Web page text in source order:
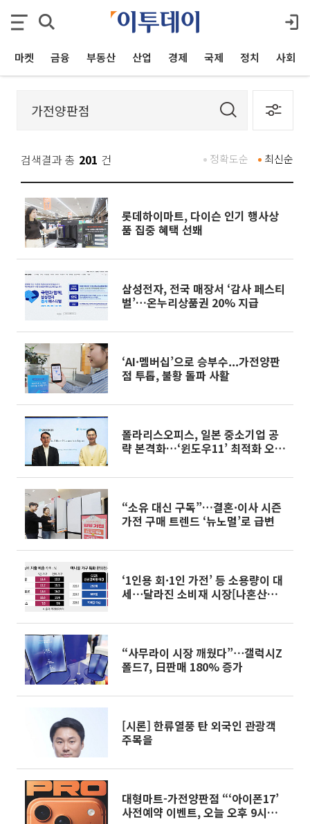
마켓 금융 부동산 산업 경제 국제 정치 사회
검색결과 총 201 건 최신순
정확도순
롯데하이마트, 다이슨 인기 행사상
품 집중 혜택 선봬
삼성전자, 전국 매장서 ‘감사 페스티
벌’…온누리상품권 20% 지급
‘AI·멤버십’으로 승부수...가전양판
점 투톱, 불황 돌파 사활
폴라리스오피스, 일본 중소기업 공
략 본격화…‘윈도우11’ 최적화 오피
“소유 대신 구독”…결혼·이사 시즌
가전 구매 트렌드 ‘뉴노멀’로 급변
‘1인용 회·1인 가전’ 등 소용량이 대
세⋯달라진 소비재 시장[나혼산
“사무라이 시장 깨웠다”⋯갤럭시Z
폴드7, 日판매 180% 증가
[시론] 한류열풍 탄 외국인 관광객
주목을
대형마트-가전양판점 “‘아이폰17’
사전예약 이벤트, 오늘 오후 9시부